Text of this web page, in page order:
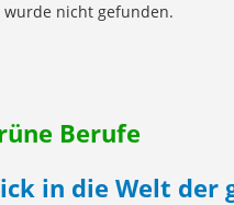
nicht gefunden.
Berufe
in die Welt der